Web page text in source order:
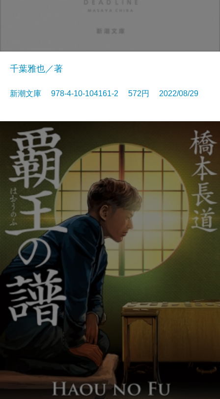
千葉雅也／著
新潮文庫 978-4-10-104161-2 572円 2022/08/29